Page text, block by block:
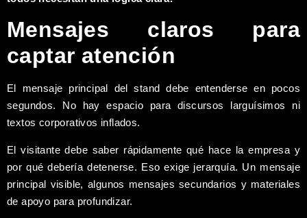
Mensajes claros para
captar atención
El mensaje principal del stand debe entenderse en pocos
segundos. No hay espacio para discursos larguísimos ni
textos corporativos inflados.
El visitante debe saber rápidamente qué hace la empresa y
por qué debería detenerse. Eso exige jerarquía. Un mensaje
principal visible, algunos mensajes secundarios y materiales
de apoyo para profundizar.